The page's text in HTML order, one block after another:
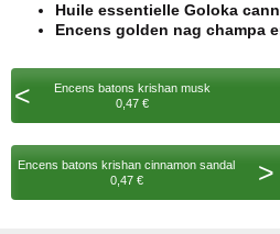
Huile essentielle Goloka
Encens golden nag champa
<
Encens batons krishan musk
0,47 €
Encens batons krishan cinnamon sandal
0,47 €
>